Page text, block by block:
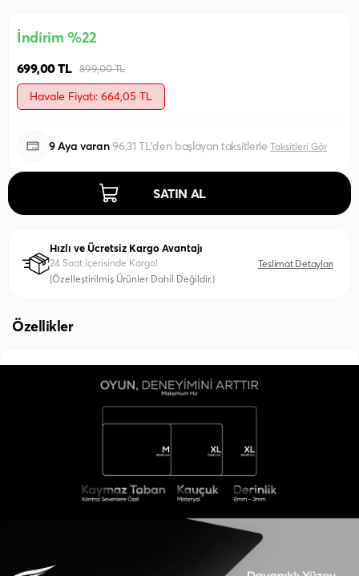
İndirim %22
699,00 TL 899,00 TL
Havale Fiyatı: 664,05 TL
9 Aya varan96,31 TL'den başlayan taksitlerleTaksitleri Gör
SATIN AL
Hızlı ve Ücretsiz Kargo Avantajı
24 Saat İçerisinde Kargo!
(Özelleştirilmiş Ürünler Dahil Değildir.)
Teslimat Detayları
Özellikler